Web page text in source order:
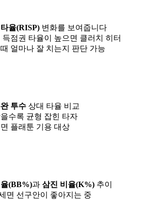
율(RISP) 변화를 보여줍니다
득점권 타율이 높으면 클러치 히터
얼마나 잘 치는지 판단 가능
투수 상대 타율 비교
수록 균형 잡힌 타자
플래툰 기용 대상
(BB%)과 삼진 비율(K%) 추이
면 선구안이 좋아지는 중